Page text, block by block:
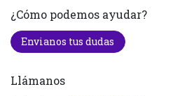
¿Cómo podemos ayudar?
Envianos tus dudas
Llámanos